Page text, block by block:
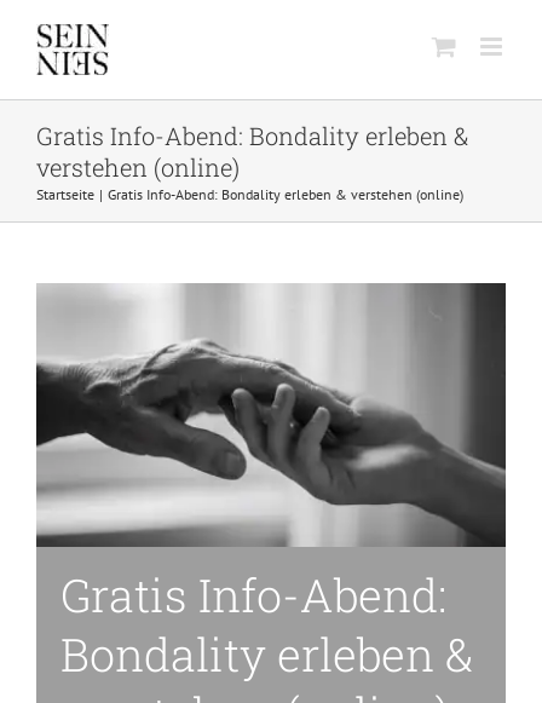
content
Gratis Info-Abend: Bondality erleben &
verstehen (online)
Startseite Gratis Info-Abend: Bondality erleben & verstehen (online)
Gratis Info-Abend:
Bondality erleben &